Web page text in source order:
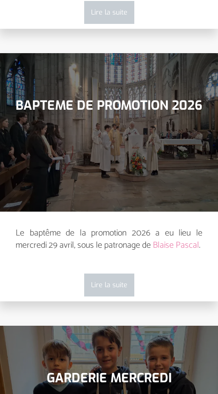
Lire la suite
BAPTEME DE PROMOTION 2026
Le baptême de la promotion 2026 a eu lieu le
mercredi 29 avril, sous le patronage deBlaise Pascal.
Lire la suite
GARDERIE MERCREDI